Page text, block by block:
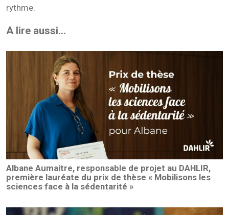
A lire aussi...
Albane Aumaitre, responsable de projet au DAHLIR,
première lauréate du prix de thèse « Mobilisons les
sciences face à la sédentarité »
rythme.